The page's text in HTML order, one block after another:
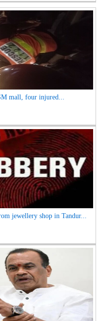
mall, four injured...
jewellery shop in Tandur...